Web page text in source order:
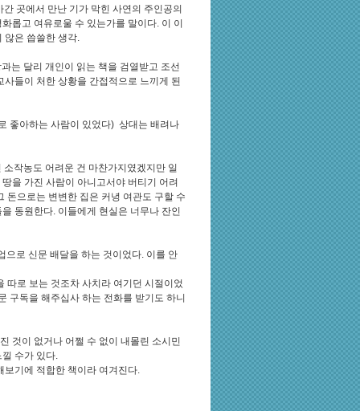
곳에서 만난 기가 막힌 사연의 주인공의
롭고 여유로울 수 있는가를 말이다. 이 이
않은 씁쓸한 생각.
는 달리 개인이 읽는 책을 검열받고 조선
들이 처한 상황을 간접적으로 느끼게 된
좋아하는 사람이 있었다) 상대는 배려나
작농도 어려운 건 마찬가지였겠지만 일
을 가진 사람이 아니고서야 버티기 어려
돈으로는 변변한 집은 커녕 여관도 구할 수
동원한다. 이들에게 현실은 너무나 잔인
으로 신문 배달을 하는 것이었다. 이를 안
따로 보는 것조차 사치라 여기던 시절이었
구독을 해주십사 하는 전화를 받기도 하니
것이 없거나 어쩔 수 없이 내몰린 소시민
수가 있다.
보기에 적합한 책이라 여겨진다.